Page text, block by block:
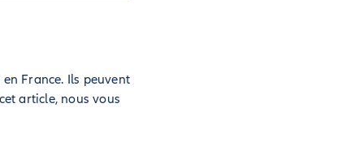
France. Ils peuvent
article, nous vous